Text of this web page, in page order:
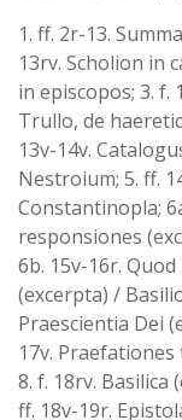
1. ff. 2r-13.
13rv. Scholion in
in episcopos; 3. f.
Trullo, de
13v-14v.
Nestroium; 5. ff.
Constantinopla;
responsiones
6b. 15v-16r.
(excerpta) /
Praescientia Dei
17v.
8. f. 18rv. Basilica
ff. 18v-19r.